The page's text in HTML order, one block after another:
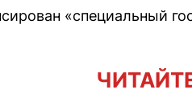
«специальный